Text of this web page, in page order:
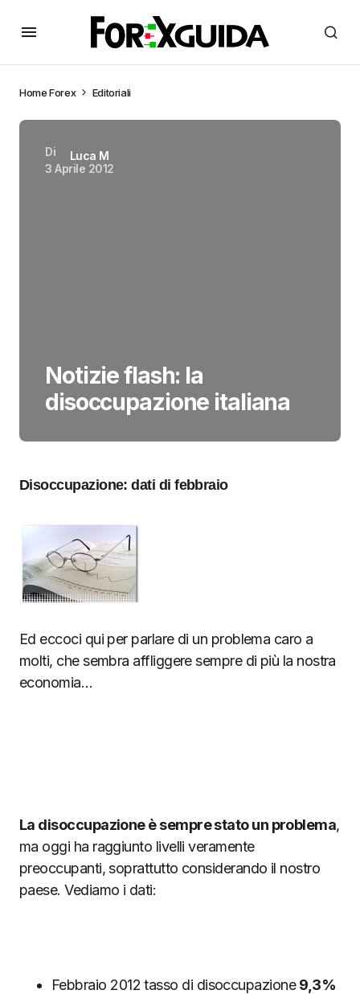
HomeForex Editoriali
Di
Luca M
3 Aprile 2012
Notizie flash: la
disoccupazione italiana
Disoccupazione: dati di febbraio
Ed eccoci qui per parlare di un problema caro a
molti, che sembra affliggere sempre di più la nostra
economia…
La disoccupazione è sempre stato un problema,
ma oggi ha raggiunto livelli veramente
preoccupanti, soprattutto considerando il nostro
paese. Vediamo i dati:
Febbraio 2012 tasso di disoccupazione9,3%